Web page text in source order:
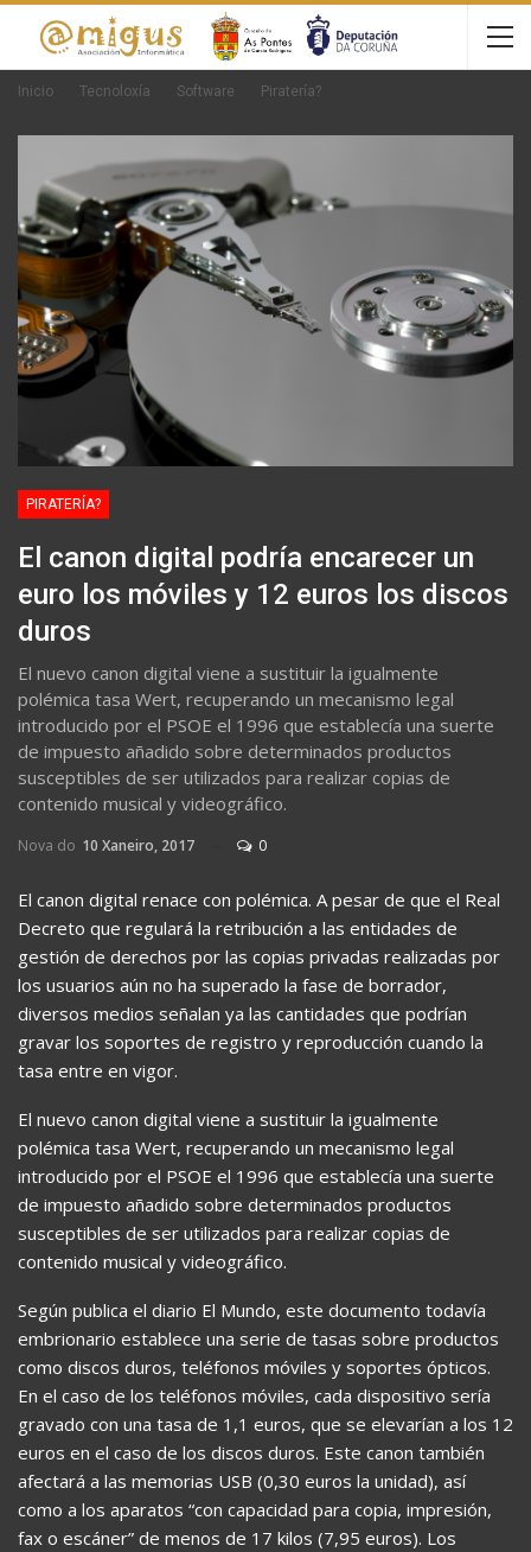
Inicio Tecnoloxía Software Piratería?
PIRATERÍA?
El canon digital podría encarecer un
euro los móviles y 12 euros los discos
duros
El nuevo canon digital viene a sustituir la igualmente
polémica tasa Wert, recuperando un mecanismo legal
introducido por el PSOE el 1996 que establecía una suerte
de impuesto añadido sobre determinados productos
susceptibles de ser utilizados para realizar copias de
contenido musical y videográfico.
Nova do 10 Xaneiro, 2017 0
El canon digital renace con polémica. A pesar de que el Real
Decreto que regulará la retribución a las entidades de
gestión de derechos por las copias privadas realizadas por
los usuarios aún no ha superado la fase de borrador,
diversos medios señalan ya las cantidades que podrían
gravar los soportes de registro y reproducción cuando la
tasa entre en vigor.
El nuevo canon digital viene a sustituir la igualmente
polémica tasa Wert, recuperando un mecanismo legal
introducido por el PSOE el 1996 que establecía una suerte
de impuesto añadido sobre determinados productos
susceptibles de ser utilizados para realizar copias de
contenido musical y videográfico.
Según publica el diario El Mundo, este documento todavía
embrionario establece una serie de tasas sobre productos
como discos duros, teléfonos móviles y soportes ópticos.
En el caso de los teléfonos móviles, cada dispositivo sería
gravado con una tasa de 1,1 euros, que se elevarían a los 12
euros en el caso de los discos duros. Este canon también
afectará a las memorias USB (0,30 euros la unidad), así
como a los aparatos “con capacidad para copia, impresión,
fax o escáner” de menos de 17 kilos (7,95 euros). Los